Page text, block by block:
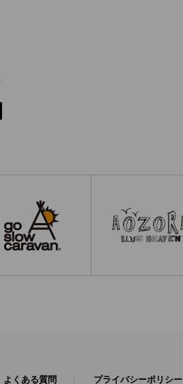
よくある質問 プライバシーポリシー